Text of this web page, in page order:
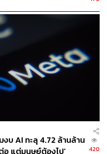
คราะห์จาก Insider
Inc. เคยเป็นบริษัทที่
รของผู้คนและวิธีที่นักการ
วกเขาไม่ใช่ผู้บุกเบิก
news/articles/2022-10-2
meta-ceo-s-fortune-tum
บ AI ทะลุ 4.72 ล้านล้าน
แต่มนุษย์ต้องไป’
420